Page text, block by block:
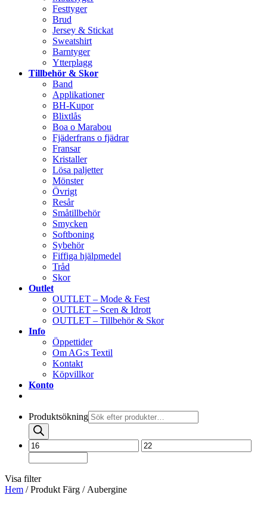
Festtyger
Brud
Jersey & Stickat
Sweatshirt
Barntyger
Ytterplagg
Tillbehör & Skor
Band
Applikationer
BH-Kupor
Blixtlås
Boa o Marabou
Fjäderfrans o fjädrar
Fransar
Kristaller
Lösa paljetter
Mönster
Övrigt
Resår
Småtillbehör
Smycken
Softboning
Sybehör
Fiffiga hjälpmedel
Tråd
Skor
Outlet
OUTLET – Mode & Fest
OUTLET – Scen & Idrott
OUTLET – Tillbehör & Skor
Info
Öppettider
Om AG:s Textil
Kontakt
Köpvillkor
Konto
Produktsökning
Visa filter
Hem / Produkt Färg / Aubergine